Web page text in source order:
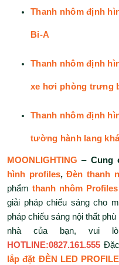
Thanh nhôm định
Bi-A
Thanh nhôm định
xe hơi phòng trưng
Thanh nhôm định
tường hành lang
MOONLIGHTING – Cung
hình profiles,Đèn thanh
phẩm thanh nhôm Profiles
giải pháp chiếu sáng cho
pháp chiếu sáng nội thất
nhà của bạn, vui
HOTLINE:0827.161.555
lắp đặt ĐÈN LED